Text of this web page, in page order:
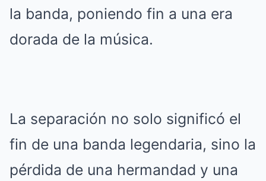
la banda, poniendo fin a una era
dorada de la música.
La separación no solo significó el
fin de una banda legendaria, sino la
pérdida de una hermandad y una